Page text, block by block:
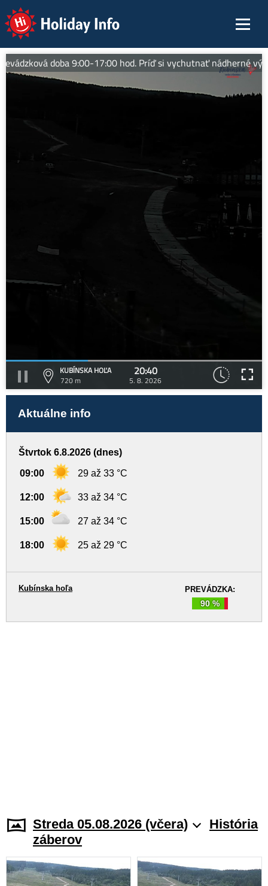
Holiday Info
doba 9:00-17:00 hod. Príď si vychutnať nádherné
KUBÍNSKA HOĽA
720 m
20:40
5. 8. 2026
Aktuálne info
Štvrtok 6.8.2026 (dnes)
09:00 29 až 33 °C
12:00 33 až 34 °C
15:00 27 až 34 °C
18:00 25 až 29 °C
PREVÁDZKA:
90 %
Kubínska hoľa
Streda 05.08.2026 (včera)
História
záberov